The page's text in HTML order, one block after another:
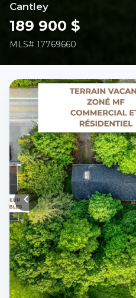
Cantley
189 900 $
MLS# 17769660